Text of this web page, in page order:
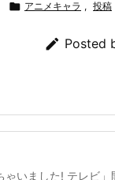
er e
a
ai
l
 アニメキャラ , 投稿
 Posted
ゃいました! テレビ」